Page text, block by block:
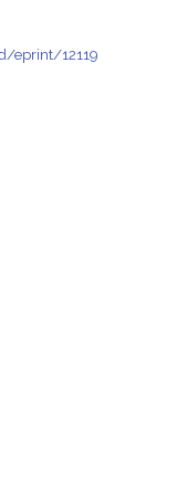
eprint/12119